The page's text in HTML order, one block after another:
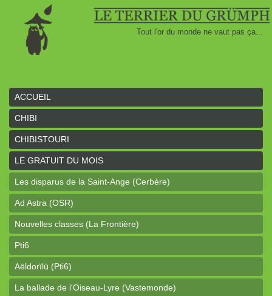
Tout l'or du monde ne vaut pas ça...
ACCUEIL
CHIBI
CHIBISTOURI
LE GRATUIT DU MOIS
Les disparus de la Saint-Ange (Cerbère)
Ad Astra (OSR)
Nouvelles classes (La Frontière)
Pti6
Aëldorïlü (Pti6)
La ballade de l'Oiseau-Lyre (Vastemonde)